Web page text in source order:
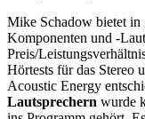
Mike Schadow bietet
Komponenten und -
Preis/
Hörtests für das Stereo
Acoustic Energy
Lautsprechern wurde